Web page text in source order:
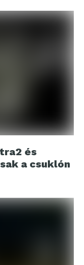
és
a csuklón